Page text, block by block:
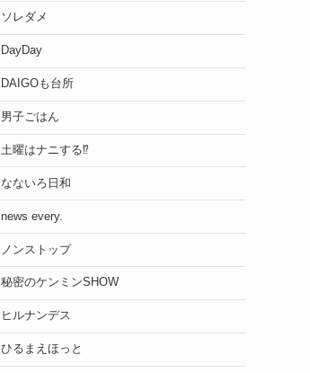
ソレダメ
DayDay
DAIGOも台所
男子ごはん
土曜はナニする⁉
なないろ日和
news every.
ノンストップ
秘密のケンミンSHOW
ヒルナンデス
ひるまえほっと